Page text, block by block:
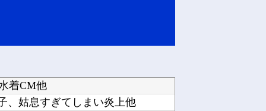
着CM他
、姑息すぎてしまい炎上他